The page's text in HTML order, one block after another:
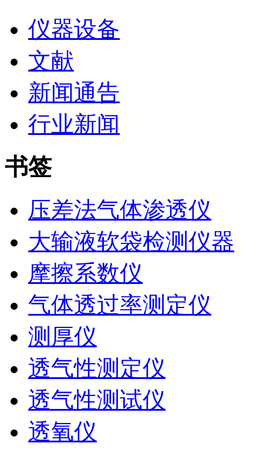
仪器设备
文献
新闻通告
行业新闻
书签
压差法气体渗透仪
大输液软袋检测仪器
摩擦系数仪
气体透过率测定仪
测厚仪
透气性测定仪
透气性测试仪
透氧仪